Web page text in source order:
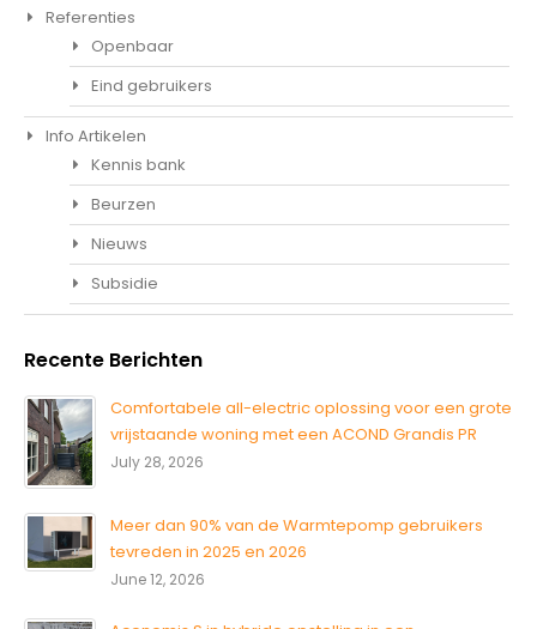
Referenties
Openbaar
Eind gebruikers
Info Artikelen
Kennis bank
Beurzen
Nieuws
Subsidie
Recente Berichten
Comfortabele all-electric oplossing voor een grote
vrijstaande woning met een ACOND Grandis PR
July 28, 2026
Meer dan 90% van de Warmtepomp gebruikers
tevreden in 2025 en 2026
June 12, 2026